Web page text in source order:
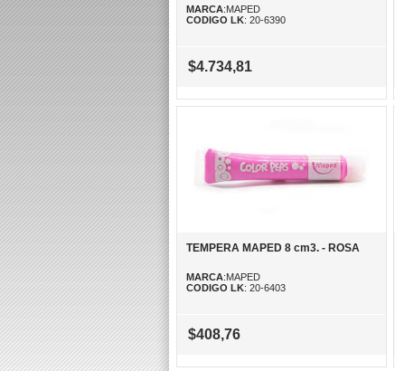
MARCA:MAPED
CODIGO LK: 20-6390
$4.734,81
TEMPERA MAPED 8 cm3. - ROSA
MARCA:MAPED
CODIGO LK: 20-6403
$408,76